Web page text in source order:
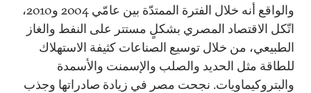
والواقع أنه خلال الفترة الممتدّة بين عامّي 2004 و2010،
اتّكل الاقتصاد المصري بشكلٍ مستتر على النفط والغاز
الطبيعي، من خلال توسيع الصناعات كثيفة الاستهلاك
للطاقة مثل الحديد والصلب والإسمنت والأسمدة
والبتروكيماويات. نجحت مصر في زيادة صادراتها وجذب